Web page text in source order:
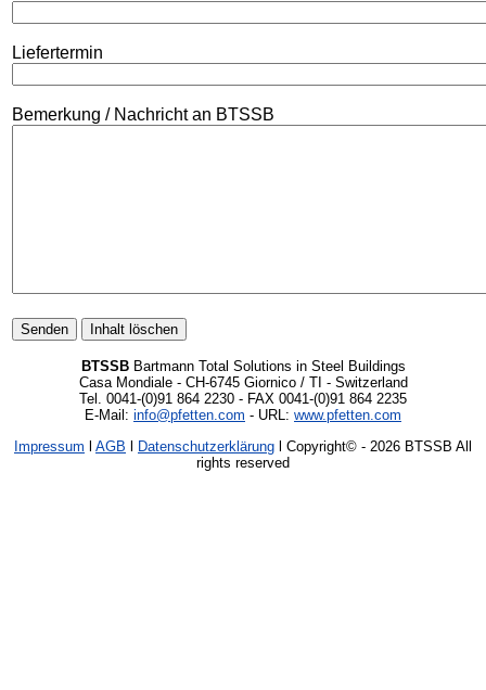
Liefertermin
Bemerkung / Nachricht an BTSSB
BTSSBBartmann Total Solutions in Steel Buildings
Casa Mondiale - CH-6745 Giornico / TI - Switzerland
Tel. 0041-(0)91 864 2230 - FAX 0041-(0)91 864 2235
E-Mail: info@pfetten.com - URL: www.pfetten.com
Impressum l AGB l Datenschutzerklärung l Copyright© - 2026 BTSSB All
rights reserved